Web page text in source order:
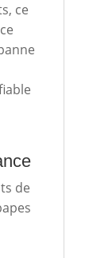
ce
de